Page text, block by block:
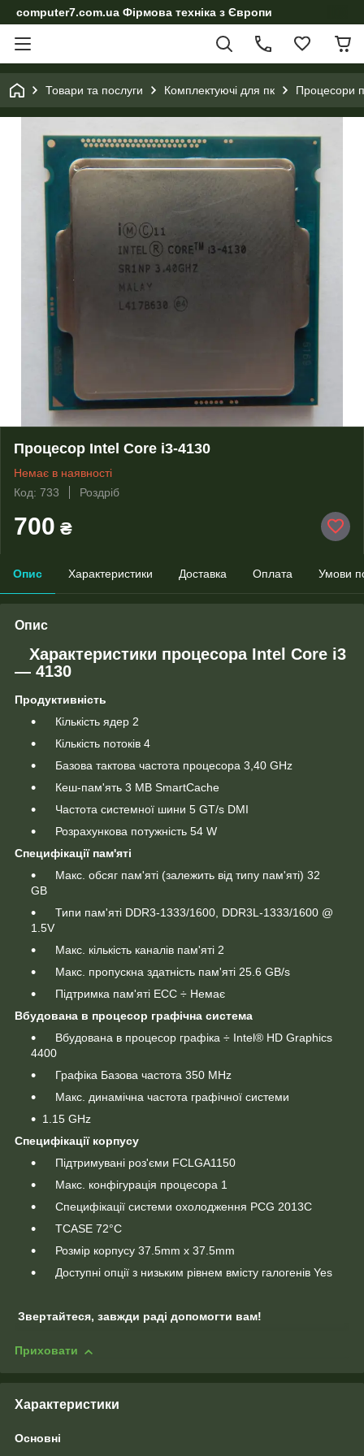
computer7.com.ua Фірмова техніка з Європи
Товари та послуги Комплектуючі для пк Процесори
Процесор Intel Core i3-4130
Немає в наявності
Код: 733
Роздріб
700 ₴
Опис Характеристики Доставка Оплата Умови
Опис
Характеристики процесора Intel Core i3
— 4130
Продуктивність
Кількість ядер 2
Кількість потоків 4
Базова тактова частота процесора 3,40 GHz
Кеш-пам'ять 3 MB SmartCache
Частота системної шини 5 GT/s DMI
Розрахункова потужність 54 W
Специфікації пам'яті
Макс. обсяг пам'яті (залежить від типу пам'яті) 32
GB
Типи пам'яті DDR3-1333/1600, DDR3L-1333/1600 @
1.5V
Макс. кількість каналів пам'яті 2
Макс. пропускна здатність пам'яті 25.6 GB/s
Підтримка пам'яті ECC ÷ Немає
Вбудована в процесор графічна система
Вбудована в процесор графіка ÷ Intel® HD Graphics
4400
Графіка Базова частота 350 MHz
Макс. динамічна частота графічної системи
1.15 GHz
Специфікації корпусу
Підтримувані роз'єми FCLGA1150
Макс. конфігурація процесора 1
Специфікації системи охолодження PCG 2013C
TCASE 72°C
Розмір корпусу 37.5mm x 37.5mm
Доступні опції з низьким рівнем вмісту галогенів Yes
Звертайтеся, завжди раді допомогти вам!
Приховати
Характеристики
Основні